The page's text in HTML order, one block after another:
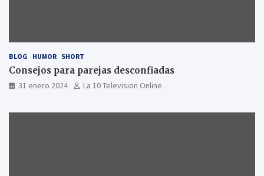
BLOG HUMOR SHORT
Consejos para parejas desconfiadas
31 enero 2024 La 10 Television Online